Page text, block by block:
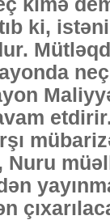
kimə
ki,
Nuru